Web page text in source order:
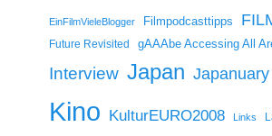
EinFilmVieleBlogger Filmpodcasttipps
Future Revisited
gAAAbe Accessing All
Interview Japan Japanuary
Kino KulturEURO2008 Links